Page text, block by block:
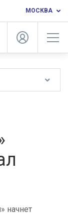
МОСКВА
начнет